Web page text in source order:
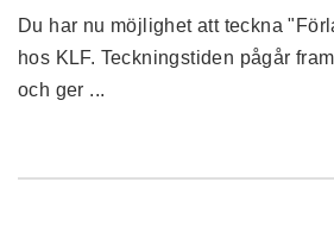
Du har nu möjlighet att teckna
hos KLF. Teckningstiden pågår
och ger ...